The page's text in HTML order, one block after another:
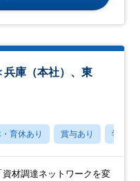
兵庫（本社）、東
育休あり 賞与あり 学歴不
資材調達ネットワークを変